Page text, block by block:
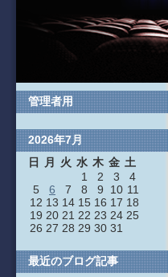
管理者用
2026年7月
日
月 火 水 木 金 土
1
2 3
4
5
6 7 8 9 10 11
12 13 14 15 16 17 18
19 20 21 22 23 24 25
26 27 28 29 30 31
最近のブログ記事